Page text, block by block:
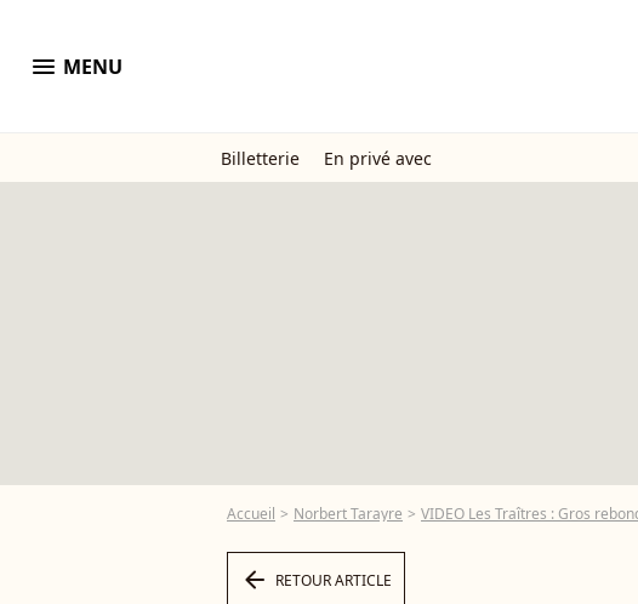
menu MENU
Billetterie En privé avec
Accueil Norbert Tarayre VIDEO Les Traîtres : Gros
arrow_left RETOUR ARTICLE